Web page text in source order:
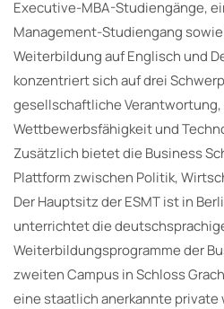
Executive-MBA-Studiengänge,
Management-Studiengang
Weiterbildung auf Englisch und
konzentriert sich auf drei
gesellschaftliche
Wettbewerbsfähigkeit und
Zusätzlich bietet die Business
Plattform zwischen Politik,
Der Hauptsitz der ESMT ist in
unterrichtet die
Weiterbildungsprogramme der
zweiten Campus in Schloss
eine staatlich anerkannte